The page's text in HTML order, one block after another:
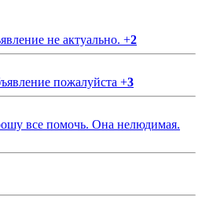
не актуально. +2
пожалуйста +3
все помочь. Она нелюдимая.